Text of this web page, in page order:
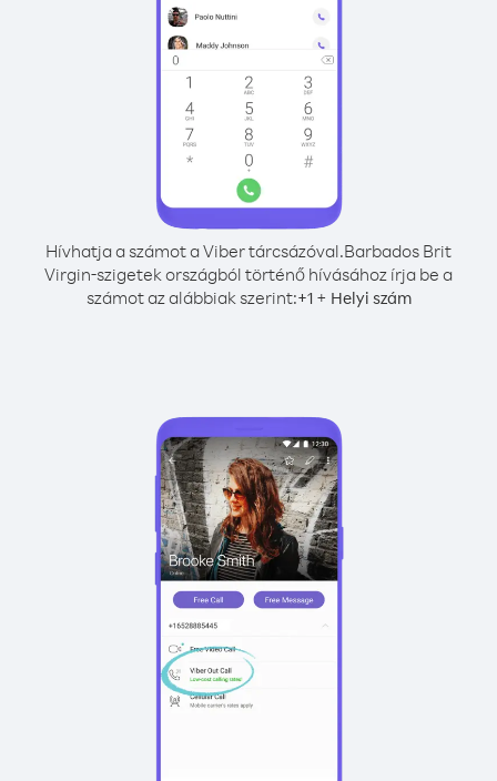
Hívhatja a számot a Viber tárcsázóval.Barbados Brit
Virgin-szigetek országból történő hívásához írja be a
számot az alábbiak szerint:+1+ Helyi szám